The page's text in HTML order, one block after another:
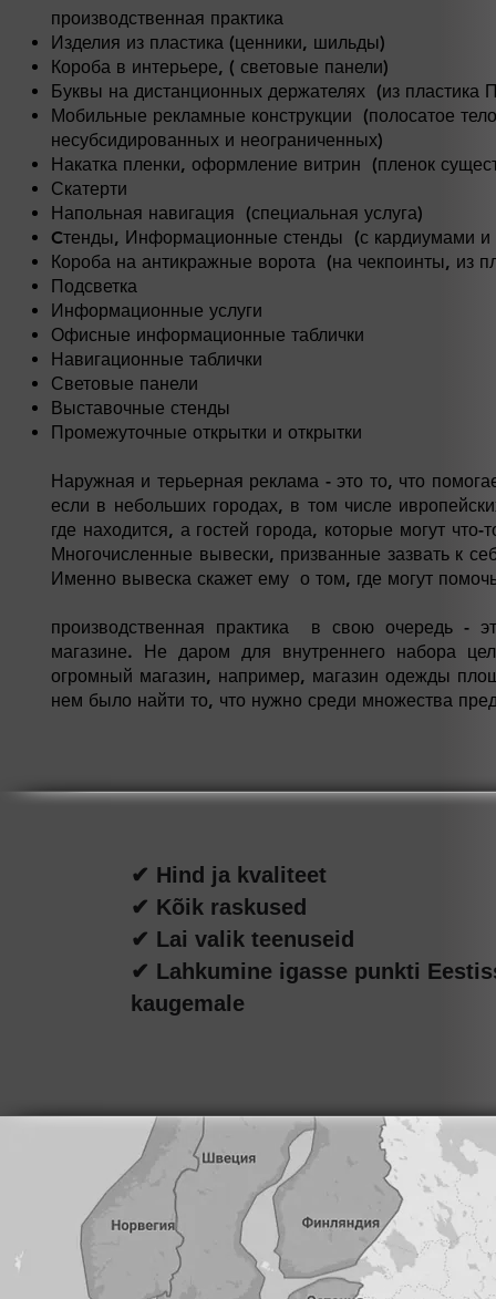
производственная практика
Изделия из пластика (ценники, шильды)
Короба в интерьере, ( световые панели)
Буквы на дистанционных держателях (из пластика
Мобильные рекламные конструкции (полосатое
несубсидированных и неограниченных)
Накатка пленки, оформление витрин (пленок
Скатерти
Напольная навигация (специальная услуга)
Cтенды, Информационные стенды (с кардиумами
Короба на антикражные ворота (на чекпоинты, из
Подсветка
Информационные услуги
Офисные информационные таблички
Навигационные таблички
Световые панели
Выставочные стенды
Промежуточные открытки и открытки
Наружная и терьерная реклама - это то, что
если в небольших городах, в том числе
где находится, а гостей города, которые могут
Многочисленные вывески, призванные зазвать к
Именно вывеска скажет ему о том, где могут
производственная практикав свою очередь - это
магазине. Не даром для внутреннего набора
огромный магазин, например, магазин одежды
нем было найти то, что нужно среди множества
✔ Hind ja kvaliteet
✔ Kõik raskused
✔ Lai valik teenuseid
✔ Lahkumine igasse punkti
kaugemale